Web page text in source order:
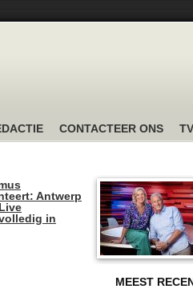
CONTACTEER ONS
Antwerp
in
MEEST